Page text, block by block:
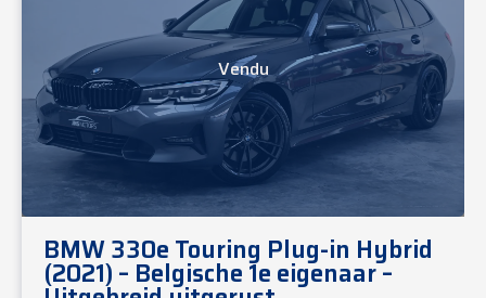
Vendu
BMW 330e Touring Plug-in Hybrid
(2021) – Belgische 1e eigenaar –